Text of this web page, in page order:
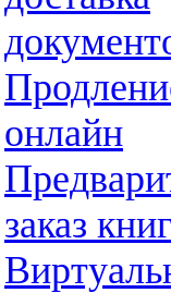
онлайн
заказ